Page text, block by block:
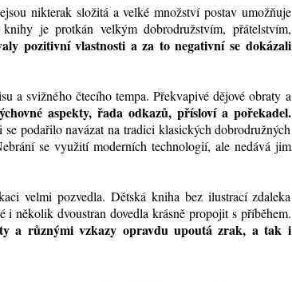
nikterak složitá a velké množství postav umožňuje
je protkán velkým dobrodružstvím, přátelstvím,
pozitivní vlastnosti a za to negativní se dokázali
a svižného čtecího tempa. Překvapivé dějové obraty a
aspekty, řada odkazů, přísloví a pořekadel.
podařilo navázat na tradici klasických dobrodružných
se využití moderních technologií, ale nedává jim
velmi pozvedla. Dětská kniha bez ilustrací zdaleka
i několik dvoustran dovedla krásně propojit s příběhem.
a různými vzkazy opravdu upoutá zrak, a tak i